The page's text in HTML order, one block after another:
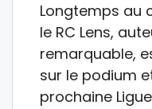
Longtemps au
le RC Lens,
remarquable,
sur le podium
prochaine